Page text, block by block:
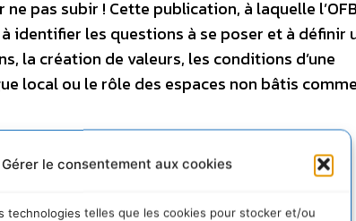
Gérer le consentement aux cookies
technologies telles que les cookies pour stocker et/ou
pas subir ! Cette publication, à laquelle
identifier les questions à se poser et à définir
la création de valeurs, les conditions d’une
local ou le rôle des espaces non bâtis comme